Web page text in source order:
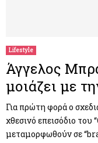
Lifestyle
Άγγελος
μοιάζει με
Για πρώτη φορά ο
χθεσινό επεισόδιο
μεταμορφωθούν σε